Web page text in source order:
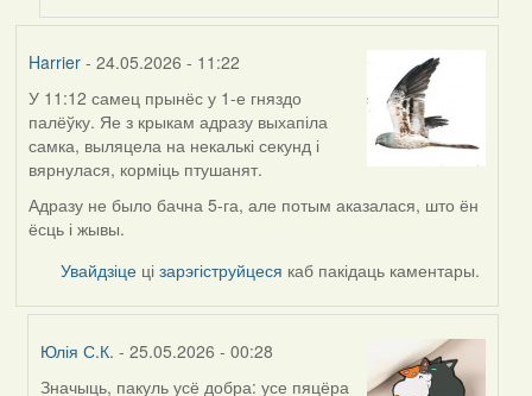
by
Harrier- 24.05.2026 - 11:22
У 11:12 самец прынёс у 1-е гняздо
палёўку. Яе з крыкам адразу выхапіла
самка, выляцела на некалькі секунд і
вярнулася, корміць птушанят.
Адразу не было бачна 5-га, але потым аказалася, што ён
ёсць і жывы.
Увайдзіце цізарэгіструйцеся каб пакідаць каментары.
Юлія С.К. - 25.05.2026 - 00:28
Значыць, пакуль усё добра: усе пяцёра